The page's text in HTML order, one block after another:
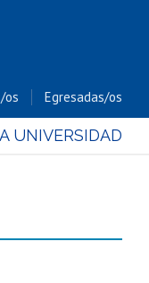
os Egresadas/os
UNIVERSIDAD